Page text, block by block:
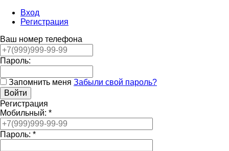
Вход
Регистрация
Ваш номер телефона
Пароль:
Запомнить меня Забыли свой пароль?
Регистрация
Мобильный: *
Пароль: *